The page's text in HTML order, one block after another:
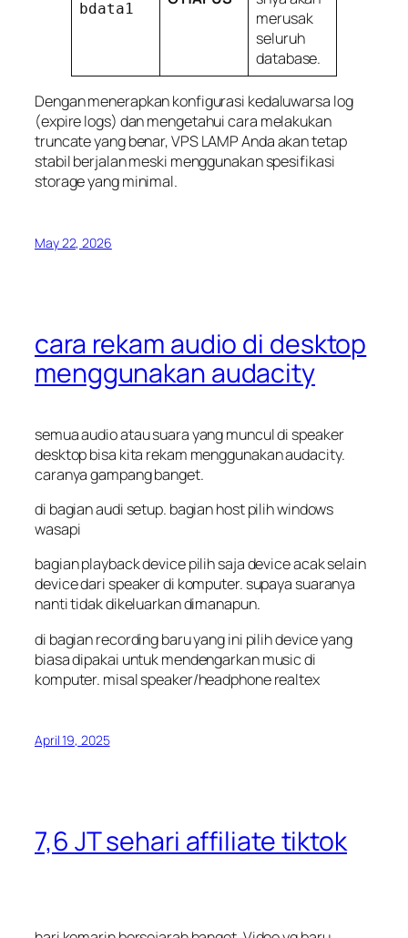
bdata1
merusak
seluruh
database.
Dengan menerapkan konfigurasi kedaluwarsa log
(expire logs) dan mengetahui cara melakukan
truncateyang benar, VPS LAMP Anda akan tetap
stabil berjalan meski menggunakan spesifikasi
storage yang minimal.
May 22, 2026
cara rekam audio di desktop
menggunakan audacity
semua audio atau suara yang muncul di speaker
desktop bisa kita rekam menggunakan audacity.
caranya gampang banget.
di bagian audi setup. bagian host pilih windows
wasapi
bagian playback device pilih saja device acak selain
device dari speaker di komputer. supaya suaranya
nanti tidak dikeluarkan dimanapun.
di bagian recording baru yang ini pilih device yang
biasa dipakai untuk mendengarkan music di
komputer. misal speaker/headphone realtex
April 19, 2025
7,6 JT sehari affiliate tiktok